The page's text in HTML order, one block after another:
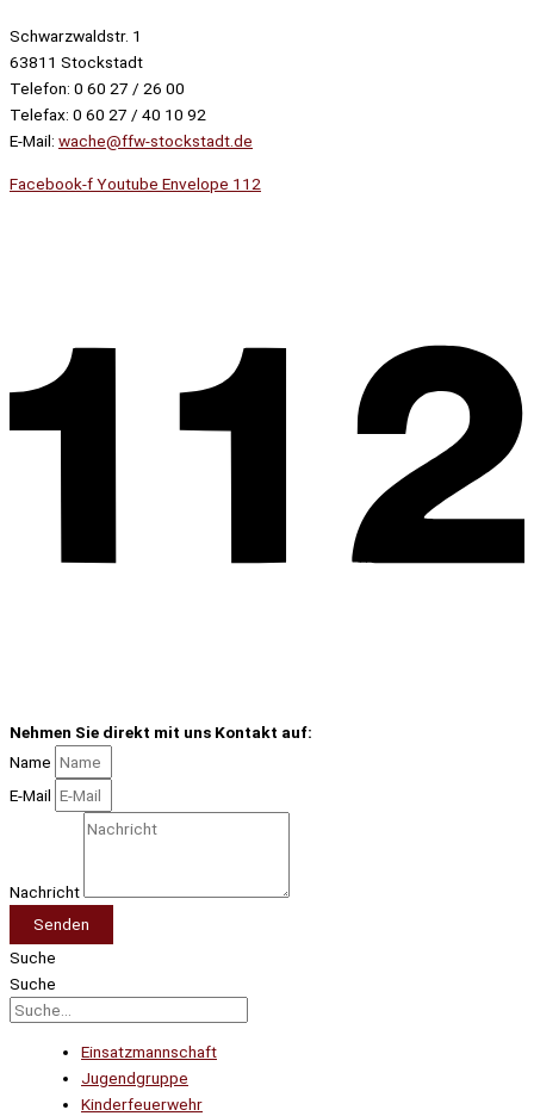
Schwarzwaldstr. 1
63811 Stockstadt
Telefon: 0 60 27 / 26 00
Telefax: 0 60 27 / 40 10 92
E-Mail: wache@ffw-stockstadt.de
Facebook-fYoutube Envelope 112
Nehmen Sie direkt mit uns Kontakt auf:
Name
E-Mail
Nachricht
Senden
Suche
Suche
Einsatzmannschaft
Jugendgruppe
Kinderfeuerwehr